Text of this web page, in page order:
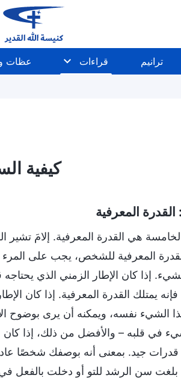
ترانيم قراءات عظات
كيفية
هي القدرة المعرفية. إلامَ
المعرفية للشخص، يجب على
إذا كان الإطار الزمني الذي
يمتلك القدرة المعرفية. إذا كان
الشيء نفسه، ويمكنه أن يرى بوضوح
في قلبه – والأفضل من ذلك، إذا
جيد. بمعنى أنه بوصفك شخصًا عاديًا
سن الرشد للتو أو دخلت بالفعل